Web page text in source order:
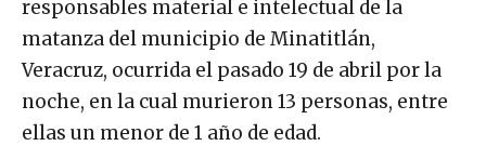
responsables material e intelectual de la
matanza del municipio de Minatitlán,
Veracruz, ocurrida el pasado 19 de abril por la
noche, en la cual murieron 13 personas, entre
ellas un menor de 1 año de edad.